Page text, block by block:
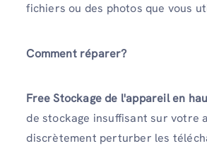
fichiers ou des photos que vous
Comment réparer?
Free Stockage de l'appareil en
de stockage insuffisant sur votre
discrètement perturber les